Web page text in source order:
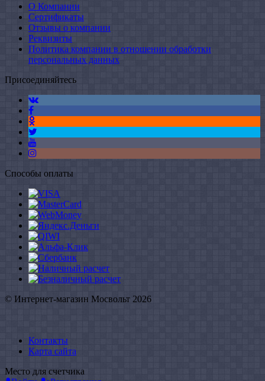
О Компании
Сертификаты
Отзывы о компании
Реквизиты
Политика компании в отношении обработки
персональных данных
Присоединяйтесь
Способы оплаты
© Интернет-магазин Мосвольт 2026
Контакты
Карта сайта
Место для счетчика